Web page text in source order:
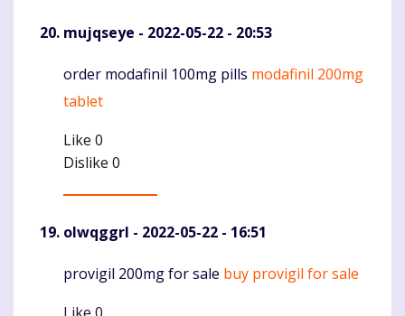
mujqseye - 2022-05-22 - 20:53
Komentaras
order modafinil 100mg pills modafinil 200mg
tablet
Like 0
Dislike 0
olwqggrl - 2022-05-22 - 16:51
Komentaras
provigil 200mg for sale buy provigil for sale